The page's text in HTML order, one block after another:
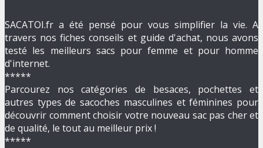
SACATOI.fr a été pensé pour vous simplifier la vie. A
travers nos fiches conseils et guide d'achat, nous avons
testé les meilleurs sacs pour femme et pour homme
d'internet.
*****
Parcourez nos catégories de besaces, pochettes et
autres types de sacoches masculines et féminines pour
découvrir comment choisir votre nouveau sac pas cher et
de qualité, le tout au meilleur prix !
*****